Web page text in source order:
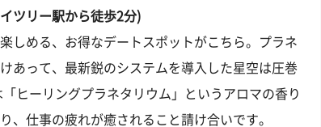
ツリー駅から徒歩2分)
しめる、お得なデートスポットがこちら。プラネ
あって、最新鋭のシステムを導入した星空は圧巻
ヒーリングプラネタリウム」というアロマの香り
、仕事の疲れが癒されること請け合いです。